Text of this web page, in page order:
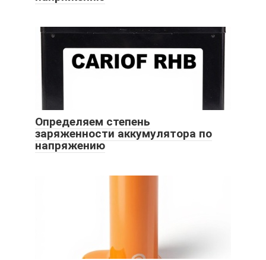
Определяем степень
заряженности аккумулятора по
напряжению